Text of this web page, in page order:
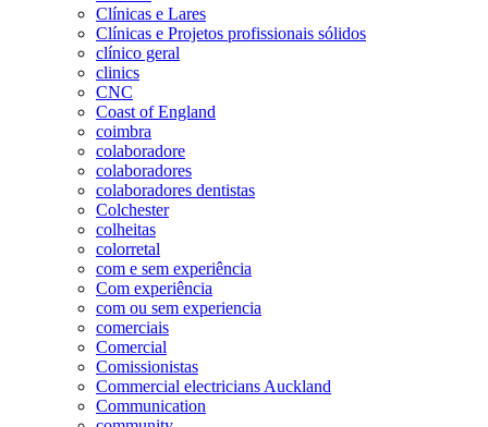
Clínicas e Lares
Clínicas e Projetos profissionais sólidos
clínico geral
clinics
CNC
Coast of England
coimbra
colaboradore
colaboradores
colaboradores dentistas
Colchester
colheitas
colorretal
com e sem experiência
Com experiência
com ou sem experiencia
comerciais
Comercial
Comissionistas
Commercial electricians Auckland
Communication